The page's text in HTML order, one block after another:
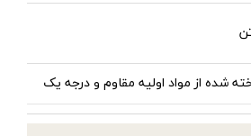
شده از مواد اولیه مقاوم و درجه یک